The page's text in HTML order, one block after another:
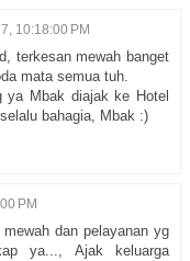
10:18:00 PM
terkesan mewah banget
mata semua tuh.
ya Mbak diajak ke Hotel
bahagia, Mbak :)
PM
dan pelayanan yg
ya..., Ajak keluarga